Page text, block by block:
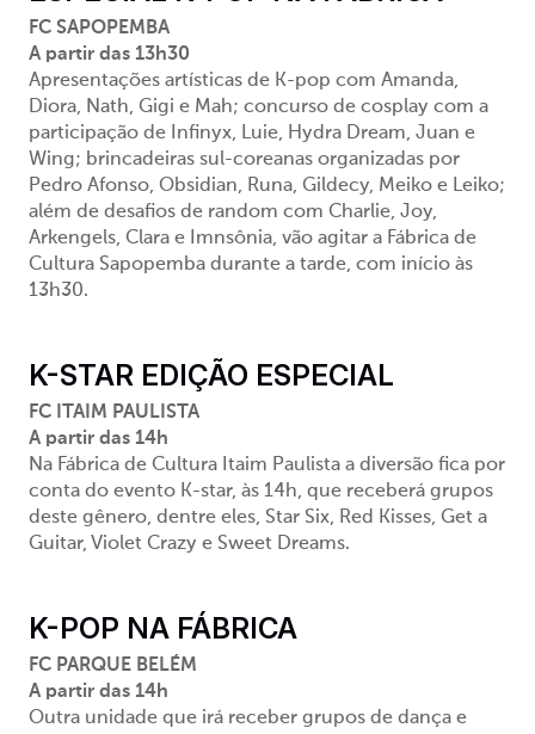
FC SAPOPEMBA
A partir das 13h30
Apresentações artísticas de K-pop com Amanda,
Diora, Nath, Gigi e Mah; concurso de cosplay com a
participação de Infinyx, Luie, Hydra Dream, Juan e
Wing; brincadeiras sul-coreanas organizadas por
Pedro Afonso, Obsidian, Runa, Gildecy, Meiko e Leiko;
além de desafios de random com Charlie, Joy,
Arkengels, Clara e Imnsônia, vão agitar a Fábrica de
Cultura Sapopemba durante a tarde, com início às
13h30.
K-STAR EDIÇÃO ESPECIAL
FC ITAIM PAULISTA
A partir das 14h
Na Fábrica de Cultura Itaim Paulista a diversão fica por
conta do evento K-star, às 14h, que receberá grupos
deste gênero, dentre eles, Star Six, Red Kisses, Get a
Guitar, Violet Crazy e Sweet Dreams.
K-POP NA FÁBRICA
FC PARQUE BELÉM
A partir das 14h
Outra unidade que irá receber grupos de dança e